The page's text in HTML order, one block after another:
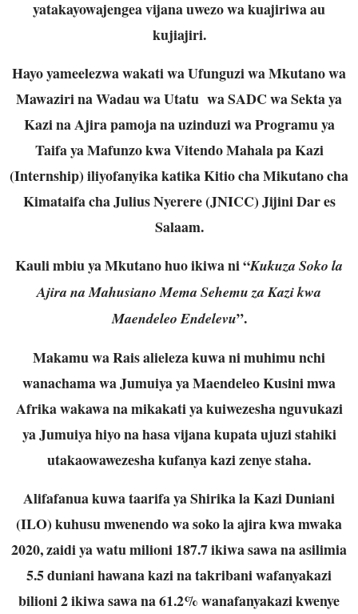
yatakayowajengea vijana uwezo wa kuajiriwa au
kujiajiri.
Hayo yameelezwa wakati wa Ufunguzi wa Mkutano wa
Mawaziri na Wadau wa Utatu wa SADC wa Sekta ya
Kazi na Ajira pamoja na uzinduzi wa Programu ya
Taifa ya Mafunzo kwa Vitendo Mahala pa Kazi
(Internship) iliyofanyika katika Kitio cha Mikutano cha
Kimataifa cha Julius Nyerere (JNICC) Jijini Dar es
Salaam.
Kauli mbiu ya Mkutano huo ikiwa ni “Kukuza Soko la
Ajira na Mahusiano Mema Sehemu za Kazi kwa
Maendeleo Endelevu”.
Makamu wa Rais alieleza kuwa ni muhimu nchi
wanachama wa Jumuiya ya Maendeleo Kusini mwa
Afrika wakawa na mikakati ya kuiwezesha nguvukazi
ya Jumuiya hiyo na hasa vijana kupata ujuzi stahiki
utakaowawezesha kufanya kazi zenye staha.
Alifafanua kuwa taarifa ya Shirika la Kazi Duniani
(ILO) kuhusu mwenendo wa soko la ajira kwa mwaka
2020, zaidi ya watu milioni 187.7 ikiwa sawa na asilimia
5.5 duniani hawana kazi na takribani wafanyakazi
bilioni 2 ikiwa sawa na 61.2% wanafanyakazi kwenye